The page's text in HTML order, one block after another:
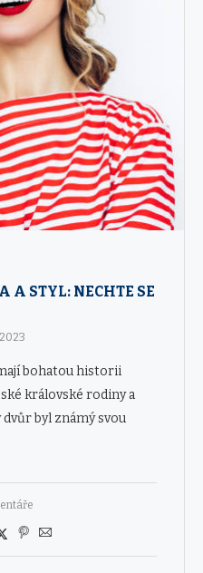
A STYL: NECHTE SE
bohatou historii
královské rodiny a
byl známý svou